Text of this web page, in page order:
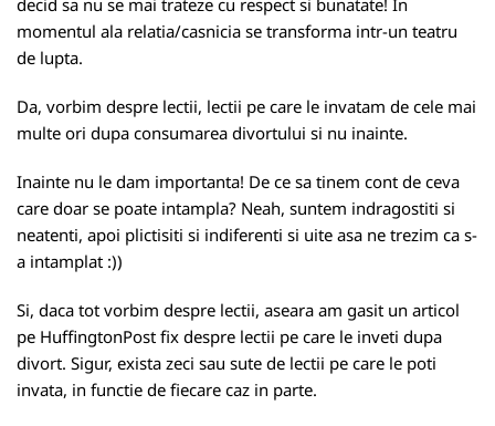
decid sa nu se mai trateze cu respect si bunatate! In
momentul ala relatia/casnicia se transforma intr-un teatru
de lupta.
Da, vorbim despre lectii, lectii pe care le invatam de cele mai
multe ori dupa consumarea divortului si nu inainte.
Inainte nu le dam importanta! De ce sa tinem cont de ceva
care doar se poate intampla? Neah, suntem indragostiti si
neatenti, apoi plictisiti si indiferenti si uite asa ne trezim ca s-
a intamplat :))
Si, daca tot vorbim despre lectii, aseara am gasit un articol
pe HuffingtonPost fix despre lectii pe care le inveti dupa
divort. Sigur, exista zeci sau sute de lectii pe care le poti
invata, in functie de fiecare caz in parte.